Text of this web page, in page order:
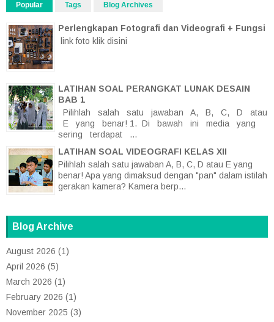
Popular Tags Blog Archives
Perlengkapan Fotografi dan Videografi + Fungsi
link foto klik disini
LATIHAN SOAL PERANGKAT LUNAK DESAIN
BAB 1
Pilihlah salah satu jawaban A, B, C, D atau
E yang benar! 1. Di bawah ini media yang
sering terdapat ...
LATIHAN SOAL VIDEOGRAFI KELAS XII
Pilihlah salah satu jawaban A, B, C, D atau E yang
benar! Apa yang dimaksud dengan "pan" dalam istilah
gerakan kamera? Kamera berp...
Blog Archive
August 2026 (1)
April 2026 (5)
March 2026 (1)
February 2026 (1)
November 2025 (3)